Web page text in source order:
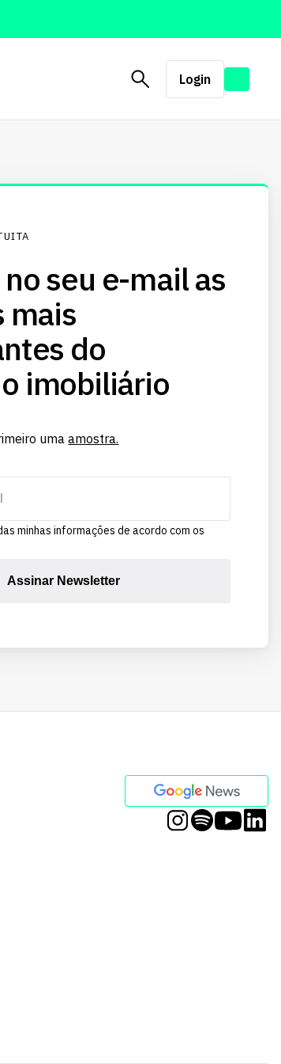
Login
seu e-mail as
mais
do
imobiliário
umaamostra.
minhas informações de acordo com os
Assinar Newsletter